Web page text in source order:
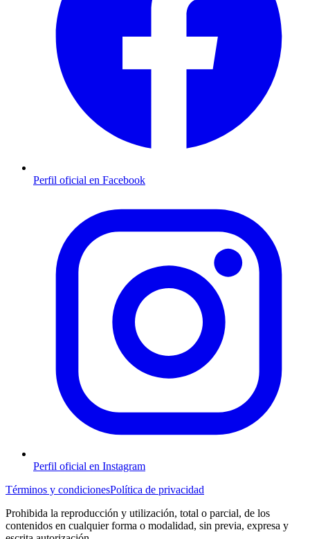
Perfil oficial en Facebook
Perfil oficial en Instagram
Términos y condicionesPolítica de privacidad
Prohibida la reproducción y utilización, total o parcial, de los
contenidos en cualquier forma o modalidad, sin previa, expresa y